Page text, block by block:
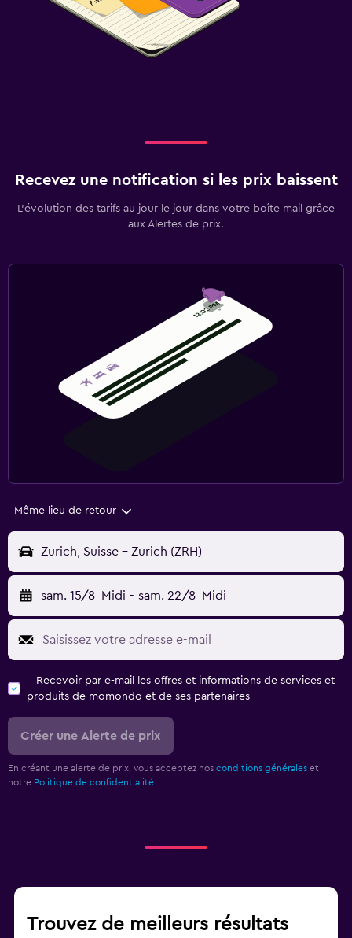
Recevez une notification si les prix baissent
L’évolution des tarifs au jour le jour dans votre boîte mail grâce
aux Alertes de prix.
Même lieu de retour
Zurich, Suisse - Zurich (ZRH)
sam. 15/8 Midi - sam. 22/8 Midi
Recevoir par e-mail les offres et informations de services et
produits de momondo et de ses partenaires
Créer une Alerte de prix
En créant une alerte de prix, vous acceptez nos conditions générales et
notre Politique de confidentialité.
Trouvez de meilleurs résultats